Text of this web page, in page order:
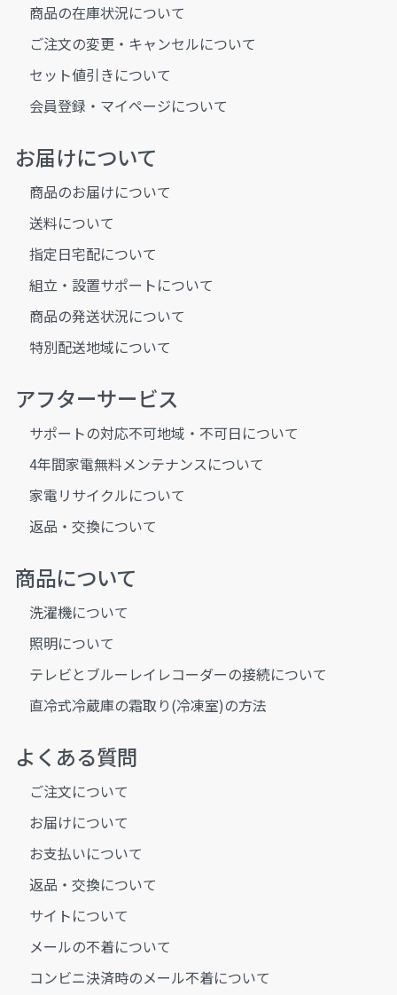
商品の在庫状況について
ご注文の変更・キャンセルについて
セット値引きについて
会員登録・マイページについて
お届けについて
商品のお届けについて
送料について
指定日宅配について
組立・設置サポートについて
商品の発送状況について
特別配送地域について
アフターサービス
サポートの対応不可地域・不可日について
4年間家電無料メンテナンスについて
家電リサイクルについて
返品・交換について
商品について
洗濯機について
照明について
テレビとブルーレイレコーダーの接続について
直冷式冷蔵庫の霜取り(冷凍室)の方法
よくある質問
ご注文について
お届けについて
お支払いについて
返品・交換について
サイトについて
メールの不着について
コンビニ決済時のメール不着について